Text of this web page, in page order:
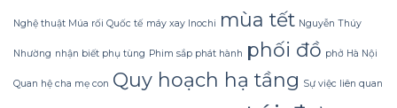
Nghệ thuật Múa rối Quốc tế máy xay Inochi mùa tết Nguyễn Thúy
Nhường nhận biết phụ tùng Phim sắp phát hành phối đồ phở Hà Nội
Quan hệ cha mẹ con Quy hoạch hạ tầng Sự việc liên quan